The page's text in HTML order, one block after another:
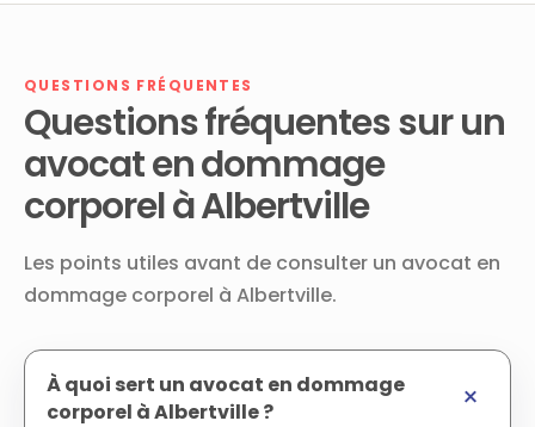
QUESTIONS FRÉQUENTES
Questions fréquentes sur un
avocat en dommage
corporel à Albertville
Les points utiles avant de consulter un avocat en
dommage corporel à Albertville.
À quoi sert un avocat en dommage
corporel à Albertville ?